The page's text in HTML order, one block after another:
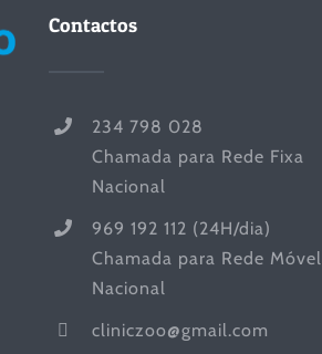
Contactos
234 798 028
Chamada para Rede Fixa
Nacional
969 192 112 (24H/dia)
Chamada para Rede Móvel
Nacional
cliniczoo@gmail.com